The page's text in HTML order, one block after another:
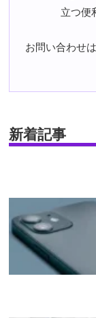
立つ便
お問い合わせは
新着記事